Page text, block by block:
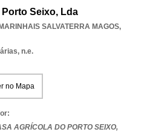
Seixo, Lda
MARINHAIS SALVATERRA MAGOS,
n.e.
no Mapa
AGRÍCOLA DO PORTO SEIXO,